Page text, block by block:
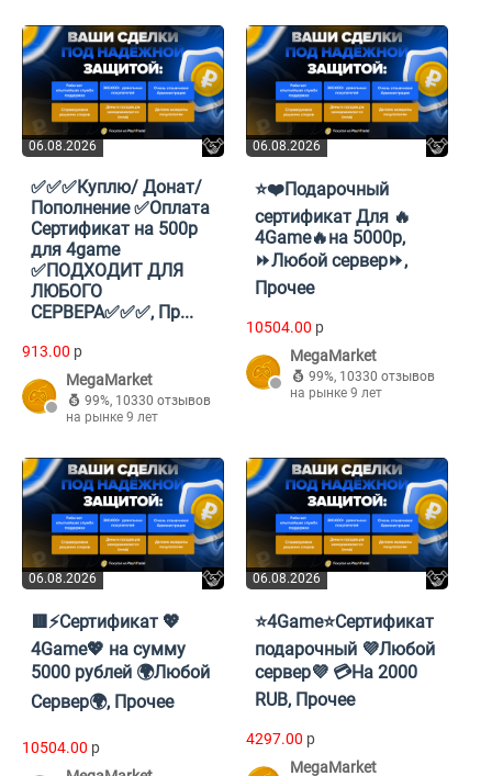
06.08.2026
✅✅✅Куплю/ Донат/
Пополнение ✅Оплата
Сертификат на 500р
для 4game
✅ПОДХОДИТ ДЛЯ
ЛЮБОГО
СЕРВЕРА✅✅✅, Пр...
913.00 p
MegaMarket
99%, 10330 отзывов
на рынке 9 лет
06.08.2026
⭐❤️Подарочный
сертификат Для 🔥
4Game🔥на 5000р,
⏩Любой сервер⏩,
Прочее
10504.00 p
MegaMarket
99%, 10330 отзывов
на рынке 9 лет
06.08.2026
🟥⚡️Сертификат 💖
4Game💖 на сумму
5000 рублей 🌍Любой
Сервер🌍, Прочее
10504.00 p
06.08.2026
⭐4Game⭐Сертификат
подарочный 💜Любой
сервер💜 💳На 2000
RUB, Прочее
4297.00 p
MegaMarket